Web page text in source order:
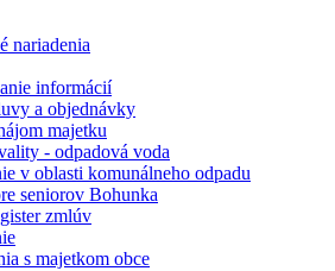
nariadenia
informácií
a objednávky
majetku
- odpadová voda
v oblasti komunálneho odpadu
seniorov Bohunka
zmlúv
s majetkom obce